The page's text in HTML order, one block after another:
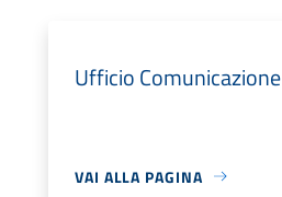
Ufficio Comunicazione
VAI ALLA PAGINA